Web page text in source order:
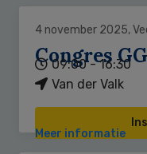
4 november 2025,
Congres
09:00 - 16:30
Van der Valk
Meer informatie